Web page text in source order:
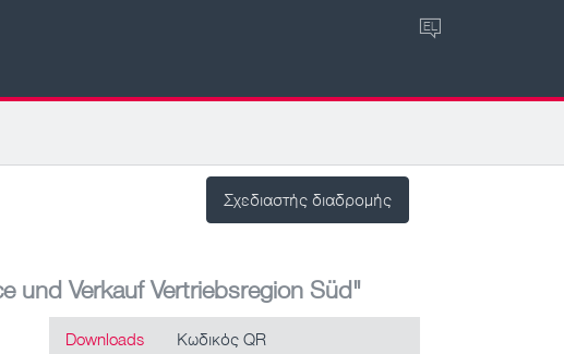
EL
Σχεδιαστής διαδρομής
und Verkauf Vertriebsregion Süd"
Downloads Κωδικός QR